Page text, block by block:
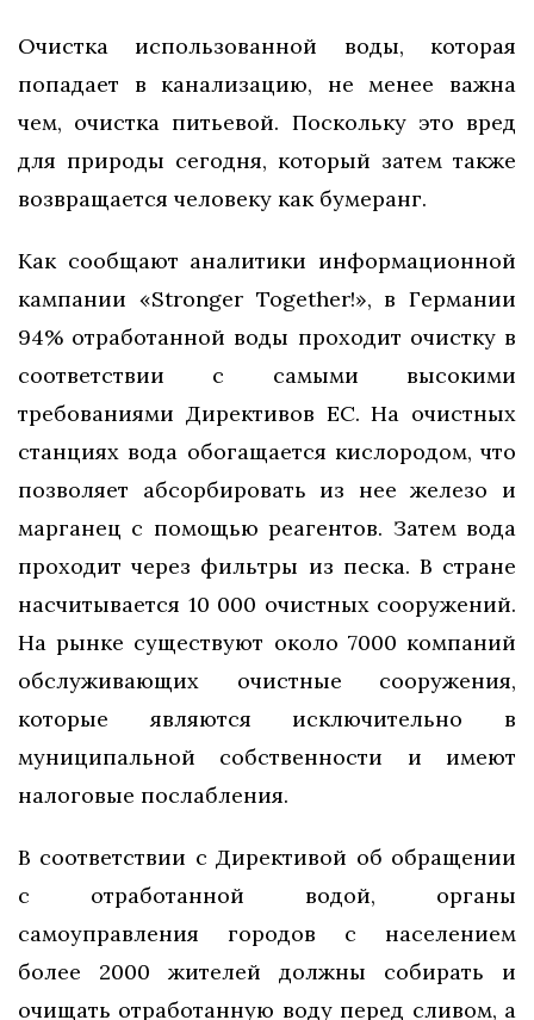
Очистка использованной воды, которая
попадает в канализацию, не менее важна
чем, очистка питьевой. Поскольку это вред
для природы сегодня, который затем также
возвращается человеку как бумеранг.
Как сообщают аналитики информационной
кампании «Stronger Together!», в Германии
94% отработанной воды проходит очистку в
соответствии с самыми высокими
требованиями Директивов ЕС. На очистных
станциях вода обогащается кислородом, что
позволяет абсорбировать из нее железо и
марганец с помощью реагентов. Затем вода
проходит через фильтры из песка. В стране
насчитывается 10 000 очистных сооружений.
На рынке существуют около 7000 компаний
обслуживающих очистные сооружения,
которые являются исключительно в
муниципальной собственности и имеют
налоговые послабления.
В соответствии с Директивой об обращении
с отработанной водой, органы
самоуправления городов с населением
более 2000 жителей должны собирать и
очищать отработанную воду перед сливом, а